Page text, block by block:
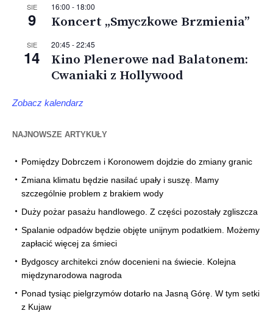
SIE
9
16:00 - 18:00
Koncert „Smyczkowe Brzmienia”
SIE
14
20:45 -22:45
Kino Plenerowe nad Balatonem:
Cwaniaki z Hollywood
Zobacz kalendarz
NAJNOWSZE ARTYKUŁY
Pomiędzy Dobrczem i Koronowem dojdzie do zmiany granic
Zmiana klimatu będzie nasilać upały i suszę. Mamy
szczególnie problem z brakiem wody
Duży pożar pasażu handlowego. Z części pozostały zgliszcza
Spalanie odpadów będzie objęte unijnym podatkiem. Możemy
zapłacić więcej za śmieci
Bydgoscy architekci znów docenieni na świecie. Kolejna
międzynarodowa nagroda
Ponad tysiąc pielgrzymów dotarło na Jasną Górę. W tym setki
z Kujaw